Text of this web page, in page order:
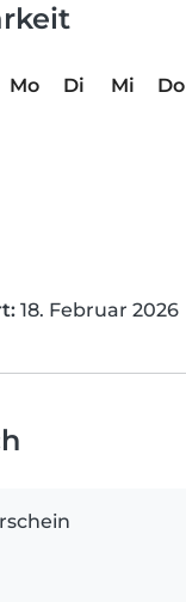
Mo Di Mi Do
18. Februar 2026